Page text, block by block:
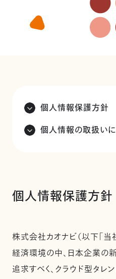
個人情報保護方針
個人情報の取扱い
個人情報保護方針
株式会社カオナビ（以下「当
経済環境の中、日本企業の
追求すべく、クラウド型タレ